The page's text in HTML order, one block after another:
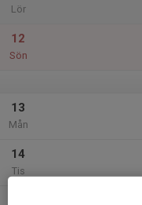
Lör
12
Sön
13
Mån
14
Tis